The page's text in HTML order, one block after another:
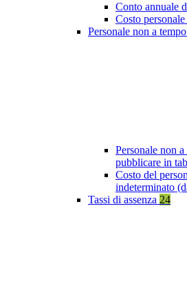
Conto annuale
Costo
Personale non a
Personale non
pubblicare in
Costo del
indeterminato
Tassi di assenza 24